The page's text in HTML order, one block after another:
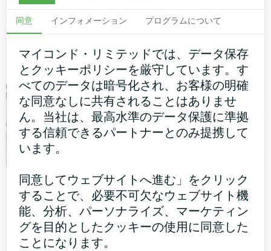
個人宅
スプリットヒートポンプHevi
シリーズ
ーティックホーム・ベーシッ
クシリーズ
個人宅
家庭用空気除湿機 ユーゴス
マートシリーズ
個人宅
スプリット・ヒートポンプ
Artic Home Smart シリーズ
同意 インフォメーション プログラムについて
マイコンド・リミテッドでは、データ保存
とクッキーポリシーを厳守しています。す
べてのデータは暗号化され、お客様の明確
な同意なしに共有されることはありませ
ん。当社は、最高水準のデータ保護に準拠
する信頼できるパートナーとのみ提携して
います。
同意してウェブサイトへ進む」をクリック
することで、必要不可欠なウェブサイト機
能、分析、パーソナライズ、マーケティン
グを目的としたクッキーの使用に同意した
ことになります。